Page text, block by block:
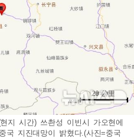
지 시간) 쓰촨성 이빈시 가오현에
지진대망이 밝혔다.(사진=중국